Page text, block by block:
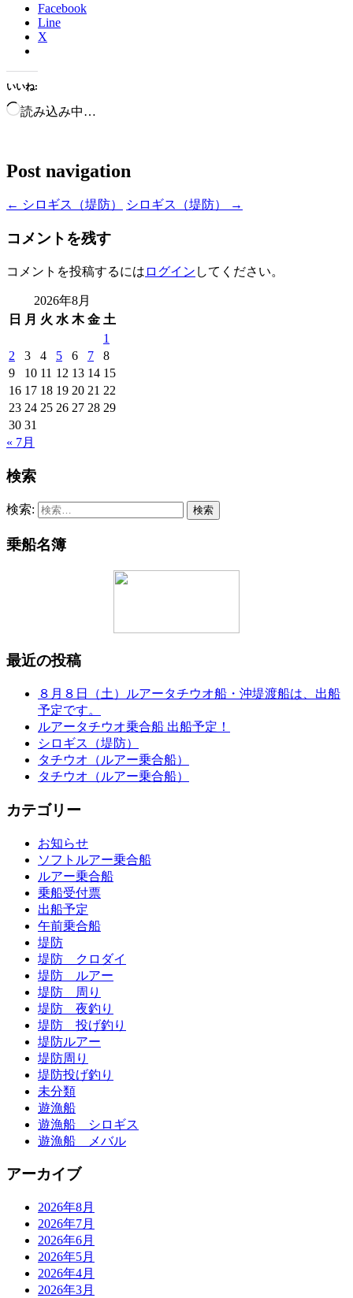
Facebook
Line
X
いいね:
読み込み中…
Post navigation
← シロギス（堤防） シロギス（堤防） →
コメントを残す
コメントを投稿するには ログイン してください。
2026年8月
日
月 火 水 木 金 土
1
2
3 4 5 6 7
8
9
10 11 12 13 14 15
16 17 18 19 20 21 22
23 24 25 26 27 28 29
30 31
« 7月
検索
検索:
乗船名簿
最近の投稿
８月８日（土）ルアータチウオ船・沖堤渡船は、出船
予定です。
ルアータチウオ乗合船 出船予定！
シロギス（堤防）
タチウオ（ルアー乗合船）
タチウオ（ルアー乗合船）
カテゴリー
お知らせ
ソフトルアー乗合船
ルアー乗合船
乗船受付票
出船予定
午前乗合船
堤防
堤防 クロダイ
堤防 ルアー
堤防 周り
堤防 夜釣り
堤防 投げ釣り
堤防ルアー
堤防周り
堤防投げ釣り
未分類
遊漁船
遊漁船 シロギス
遊漁船 メバル
アーカイブ
2026年8月
2026年7月
2026年6月
2026年5月
2026年4月
2026年3月